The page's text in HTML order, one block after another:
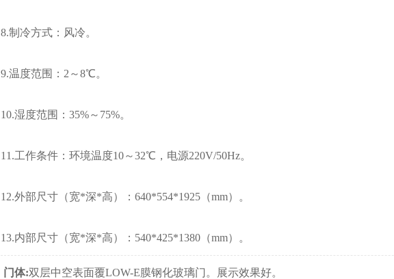
8.制冷方式：风冷。
9.温度范围：2～8℃。
10.湿度范围：35%～75%。
11.工作条件：环境温度10～32℃，电源220V/50Hz。
12.外部尺寸（宽*深*高）：640*554*1925（mm）。
13.内部尺寸（宽*深*高）：540*425*1380（mm）。
门体:双层中空表面覆LOW-E膜钢化玻璃门。展示效果好。